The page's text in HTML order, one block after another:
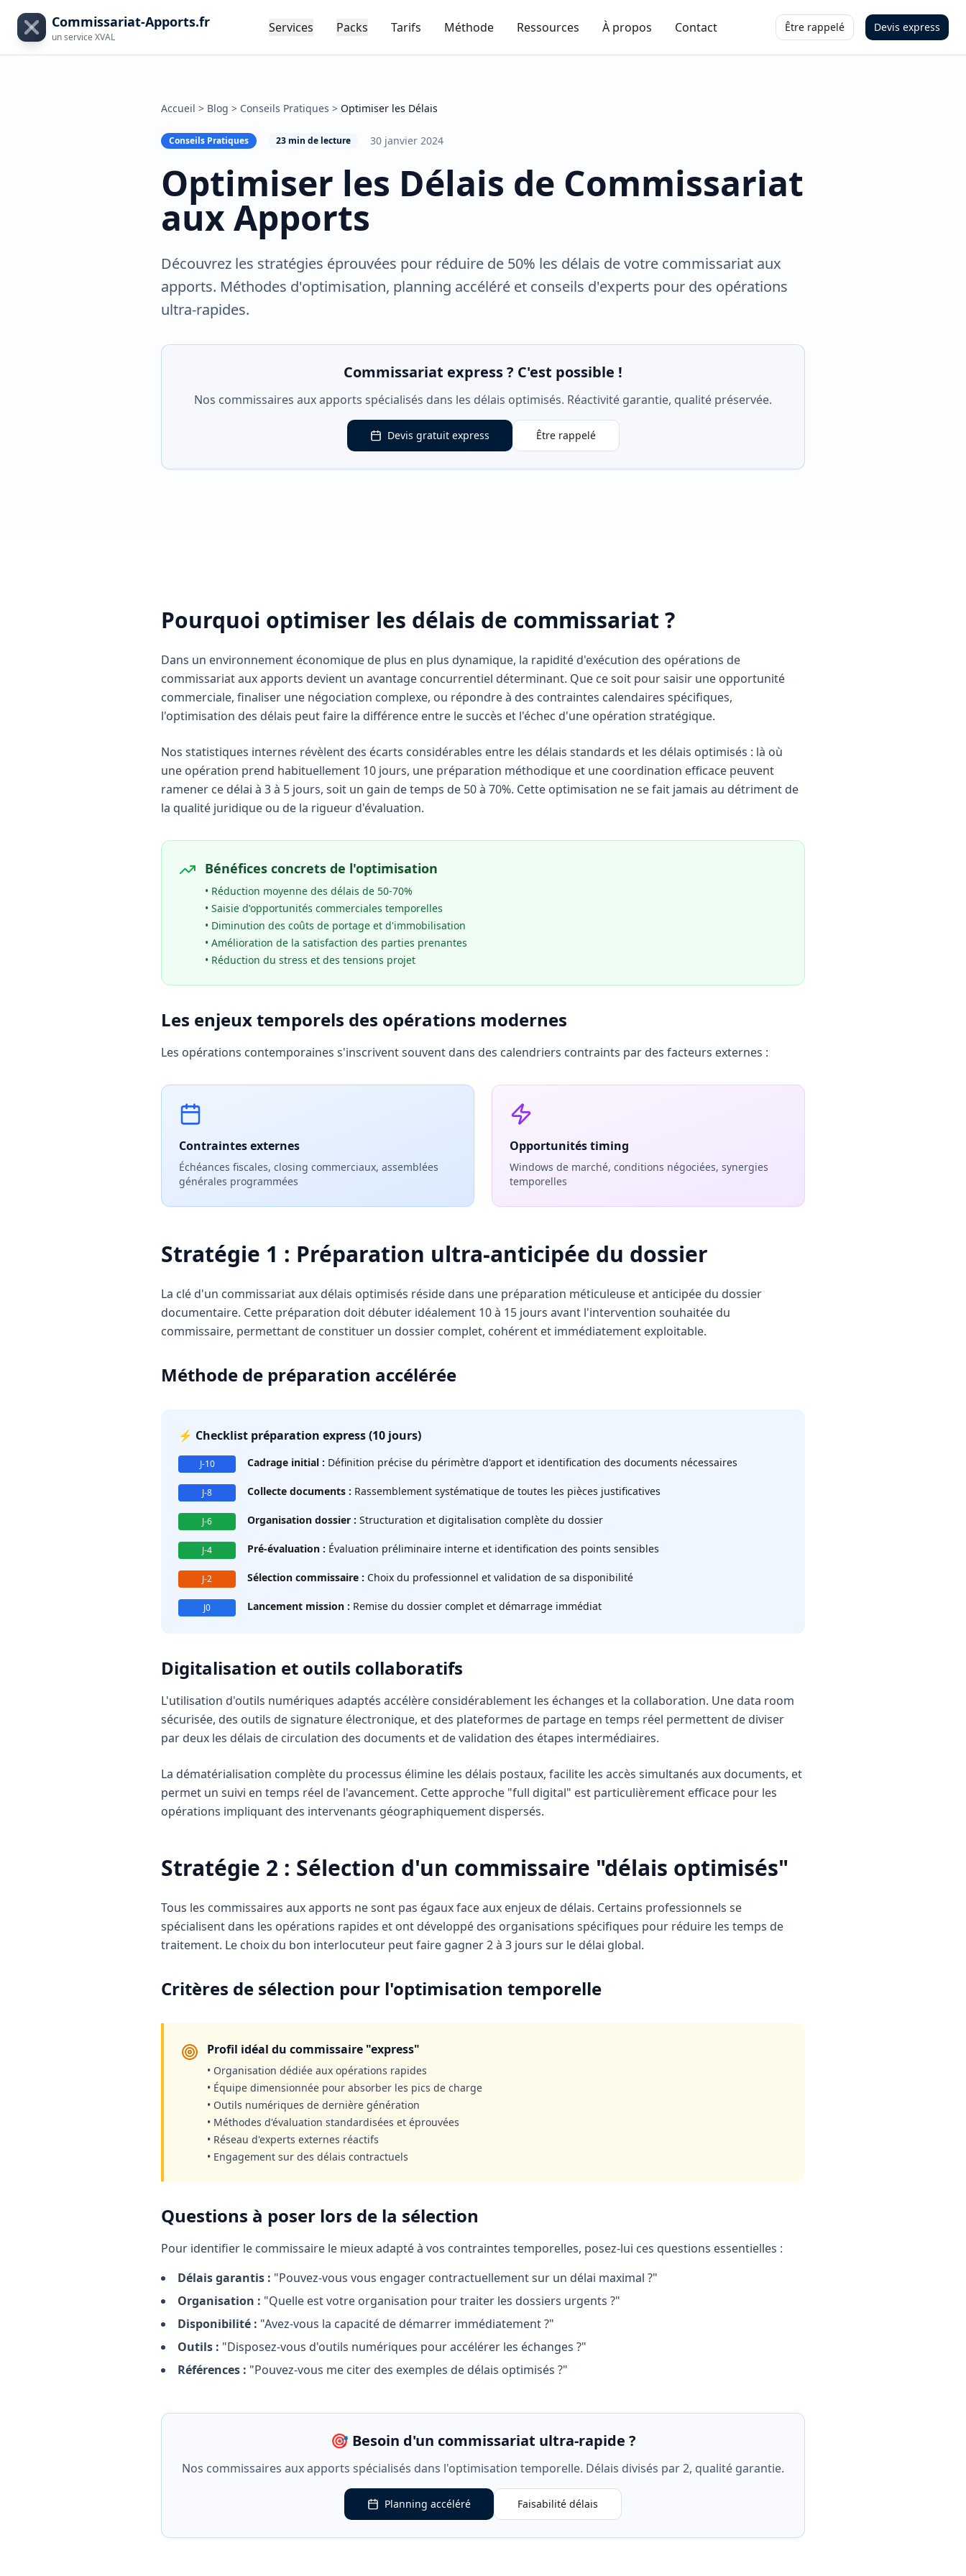
Commissariat-Apports.fr
un service XVAL
Services Packs Tarifs Méthode Ressources À propos Contact Être rappelé Devis express
Accueil > Blog > Conseils Pratiques > Optimiser les Délais
Conseils Pratiques 23 min de lecture 30 janvier 2024
Optimiser les Délais de Commissariat
aux Apports
Découvrez les stratégies éprouvées pour réduire de 50% les délais de votre commissariat aux
apports. Méthodes d'optimisation, planning accéléré et conseils d'experts pour des opérations
ultra-rapides.
Commissariat express ? C'est possible !
Nos commissaires aux apports spécialisés dans les délais optimisés. Réactivité garantie, qualité préservée.
Devis gratuit express Être rappelé
Pourquoi optimiser les délais de commissariat ?
Dans un environnement économique de plus en plus dynamique, la rapidité d'exécution des opérations de
commissariat aux apports devient un avantage concurrentiel déterminant. Que ce soit pour saisir une opportunité
commerciale, finaliser une négociation complexe, ou répondre à des contraintes calendaires spécifiques,
l'optimisation des délais peut faire la différence entre le succès et l'échec d'une opération stratégique.
Nos statistiques internes révèlent des écarts considérables entre les délais standards et les délais optimisés : là où
une opération prend habituellement 10 jours, une préparation méthodique et une coordination efficace peuvent
ramener ce délai à 3 à 5 jours, soit un gain de temps de 50 à 70%. Cette optimisation ne se fait jamais au détriment de
la qualité juridique ou de la rigueur d'évaluation.
Bénéfices concrets de l'optimisation
• Réduction moyenne des délais de 50-70%
• Saisie d'opportunités commerciales temporelles
• Diminution des coûts de portage et d'immobilisation
• Amélioration de la satisfaction des parties prenantes
• Réduction du stress et des tensions projet
Les enjeux temporels des opérations modernes
Les opérations contemporaines s'inscrivent souvent dans des calendriers contraints par des facteurs externes :
Contraintes externes
Échéances fiscales, closing commerciaux, assemblées
générales programmées
Opportunités timing
Windows de marché, conditions négociées, synergies
temporelles
Stratégie 1 : Préparation ultra-anticipée du dossier
La clé d'un commissariat aux délais optimisés réside dans une préparation méticuleuse et anticipée du dossier
documentaire. Cette préparation doit débuter idéalement 10 à 15 jours avant l'intervention souhaitée du
commissaire, permettant de constituer un dossier complet, cohérent et immédiatement exploitable.
Méthode de préparation accélérée
⚡ Checklist préparation express (10 jours)
J-10 Cadrage initial : Définition précise du périmètre d'apport et identification des documents nécessaires
J-8 Collecte documents : Rassemblement systématique de toutes les pièces justificatives
J-6 Organisation dossier : Structuration et digitalisation complète du dossier
J-4 Pré-évaluation : Évaluation préliminaire interne et identification des points sensibles
J-2 Sélection commissaire : Choix du professionnel et validation de sa disponibilité
J0 Lancement mission : Remise du dossier complet et démarrage immédiat
Digitalisation et outils collaboratifs
L'utilisation d'outils numériques adaptés accélère considérablement les échanges et la collaboration. Une data room
sécurisée, des outils de signature électronique, et des plateformes de partage en temps réel permettent de diviser
par deux les délais de circulation des documents et de validation des étapes intermédiaires.
La dématérialisation complète du processus élimine les délais postaux, facilite les accès simultanés aux documents, et
permet un suivi en temps réel de l'avancement. Cette approche "full digital" est particulièrement efficace pour les
opérations impliquant des intervenants géographiquement dispersés.
Stratégie 2 : Sélection d'un commissaire "délais optimisés"
Tous les commissaires aux apports ne sont pas égaux face aux enjeux de délais. Certains professionnels se
spécialisent dans les opérations rapides et ont développé des organisations spécifiques pour réduire les temps de
traitement. Le choix du bon interlocuteur peut faire gagner 2 à 3 jours sur le délai global.
Critères de sélection pour l'optimisation temporelle
Profil idéal du commissaire "express"
• Organisation dédiée aux opérations rapides
• Équipe dimensionnée pour absorber les pics de charge
• Outils numériques de dernière génération
• Méthodes d'évaluation standardisées et éprouvées
• Réseau d'experts externes réactifs
• Engagement sur des délais contractuels
Questions à poser lors de la sélection
Pour identifier le commissaire le mieux adapté à vos contraintes temporelles, posez-lui ces questions essentielles :
Délais garantis : "Pouvez-vous vous engager contractuellement sur un délai maximal ?"
Organisation : "Quelle est votre organisation pour traiter les dossiers urgents ?"
Disponibilité : "Avez-vous la capacité de démarrer immédiatement ?"
Outils : "Disposez-vous d'outils numériques pour accélérer les échanges ?"
Références : "Pouvez-vous me citer des exemples de délais optimisés ?"
🎯 Besoin d'un commissariat ultra-rapide ?
Nos commissaires aux apports spécialisés dans l'optimisation temporelle. Délais divisés par 2, qualité garantie.
Planning accéléré Faisabilité délais